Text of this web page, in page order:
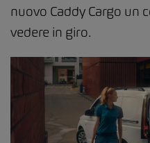
nuovo Caddy Cargo un
vedere in giro.